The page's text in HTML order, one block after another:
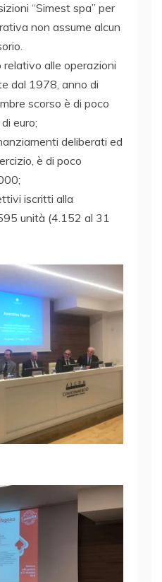
“Simest spa” per
non assume alcun
relativo alle operazioni
dal 1978, anno di
scorso è di poco
euro;
deliberati ed
è di poco
iscritti alla
unità (4.152 al 31